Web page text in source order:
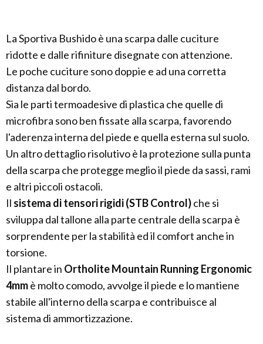
La Sportiva Bushido è una scarpa dalle cuciture
ridotte e dalle rifiniture disegnate con attenzione.
Le poche cuciture sono doppie e ad una corretta
distanza dal bordo.
Sia le parti termoadesive di plastica che quelle di
microfibra sono ben fissate alla scarpa, favorendo
l'aderenza interna del piede e quella esterna sul suolo.
Un altro dettaglio risolutivo è la protezione sulla punta
della scarpa che protegge meglio il piede da sassi, rami
e altri piccoli ostacoli.
Il sistema di tensori rigidi (STB Control)che si
sviluppa dal tallone alla parte centrale della scarpa è
sorprendente per la stabilità ed il comfort anche in
torsione.
Il plantare in Ortholite Mountain Running Ergonomic
4mmè molto comodo, avvolge il piede e lo mantiene
stabile all'interno della scarpa e contribuisce al
sistema di ammortizzazione.